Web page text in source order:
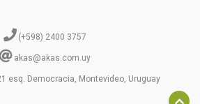
(+598) 2400 3757
akas@akas.com.uy
esq. Democracia, Montevideo, Uruguay